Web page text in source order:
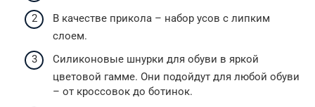
В качестве прикола – набор усов с липким
слоем.
Силиконовые шнурки для обуви в яркой
цветовой гамме. Они подойдут для любой обуви
– от кроссовок до ботинок.